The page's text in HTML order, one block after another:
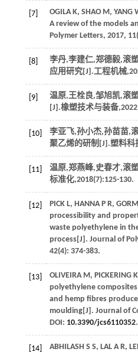
[7] OGILA K, SHAO M, YANG
A review of the models
Polymer Letters, 2017, 11
[8]
李丹,李建仁,郑德毅,滚
应用研究[J].工程机械,
[9]
温原,王栓良,邹旭凯,滚
[J].橡塑技术与装备,2022
[10]
李亚飞,孙小杰,孙苗苗,
聚乙烯的研制[J].塑料科
[11] 温原,郑燕峰,史春才,滚
标准化,2018(7):125-130.
[12] PICK L, HANNA P R,
processibility and
waste polyethylene in
process[J]. Journal of
42(4): 374-383.
[13] OLIVEIRA M, PICKERING
polyethylene
and hemp fibres
moulding[J]. Journal of
DOI: 10.3390/jcs6110352.
[14] ABHILASH S S, LAL A R,